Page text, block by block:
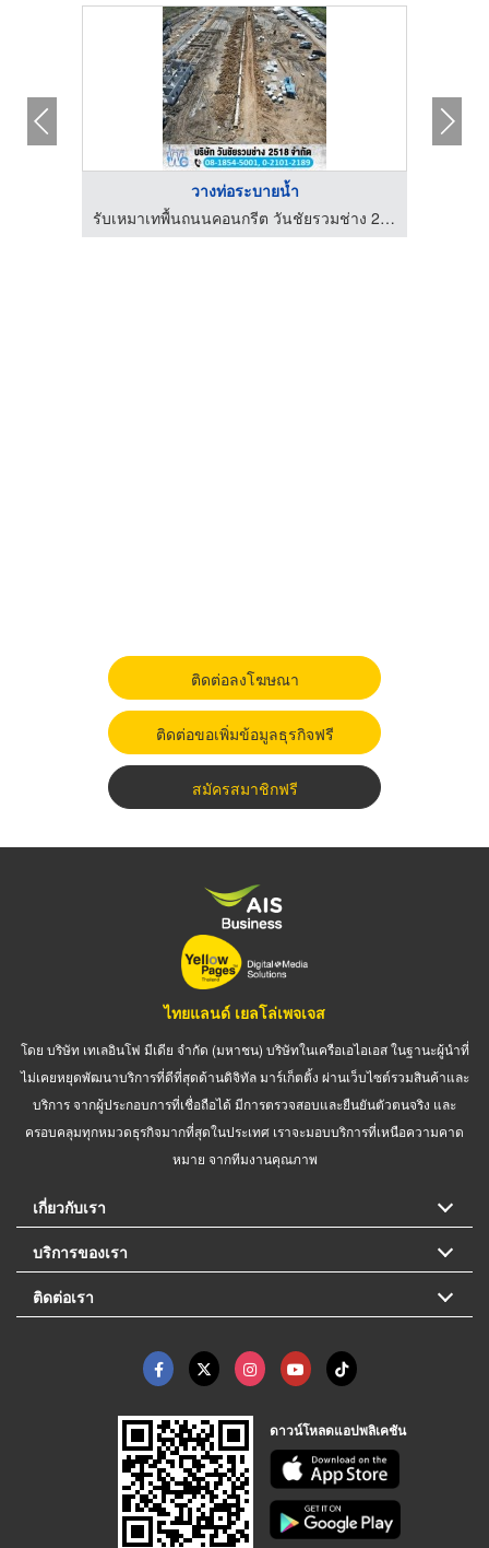
วางท่อระบายน้ำ
รับเหมาเทพื้นถนนคอนกรีต วันชัยรวมช่าง 2518
ติดต่อลงโฆษณา
ติดต่อขอเพิ่มข้อมูลธุรกิจฟรี
สมัครสมาชิกฟรี
ไทยแลนด์ เยลโล่เพจเจส
โดย บริษัท เทเลอินโฟ มีเดีย จำกัด (มหาชน) บริษัทในเครือเอไอเอส ในฐานะผู้นำที่
ไม่เคยหยุดพัฒนาบริการที่ดีที่สุดด้านดิจิทัล มาร์เก็ตติ้ง ผ่านเว็บไซต์รวมสินค้าและ
บริการ จากผู้ประกอบการที่เชื่อถือได้ มีการตรวจสอบและยืนยันตัวตนจริง และ
ครอบคลุมทุกหมวดธุรกิจมากที่สุดในประเทศ เราจะมอบบริการที่เหนือความคาด
หมาย จากทีมงานคุณภาพ
เกี่ยวกับเรา
บริการของเรา
ติดต่อเรา
ดาวน์โหลดแอปพลิเคชัน